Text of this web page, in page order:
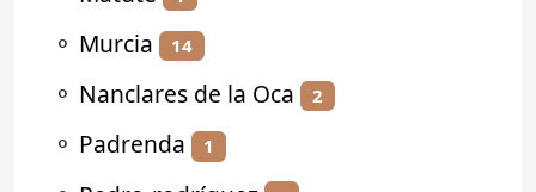
⚬ Murcia 14
⚬ Nanclares de la Oca 2
⚬ Padrenda 1